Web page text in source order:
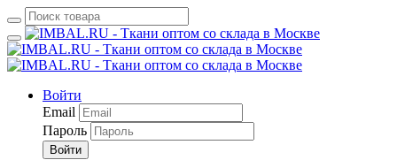
Войти
Email
Пароль
Войти